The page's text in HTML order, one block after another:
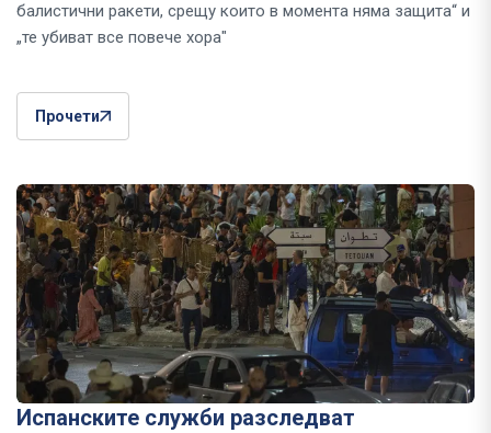
балистични ракети, срещу които в момента няма защита“ и
„те убиват все повече хора"
Прочети
Испанските служби разследват